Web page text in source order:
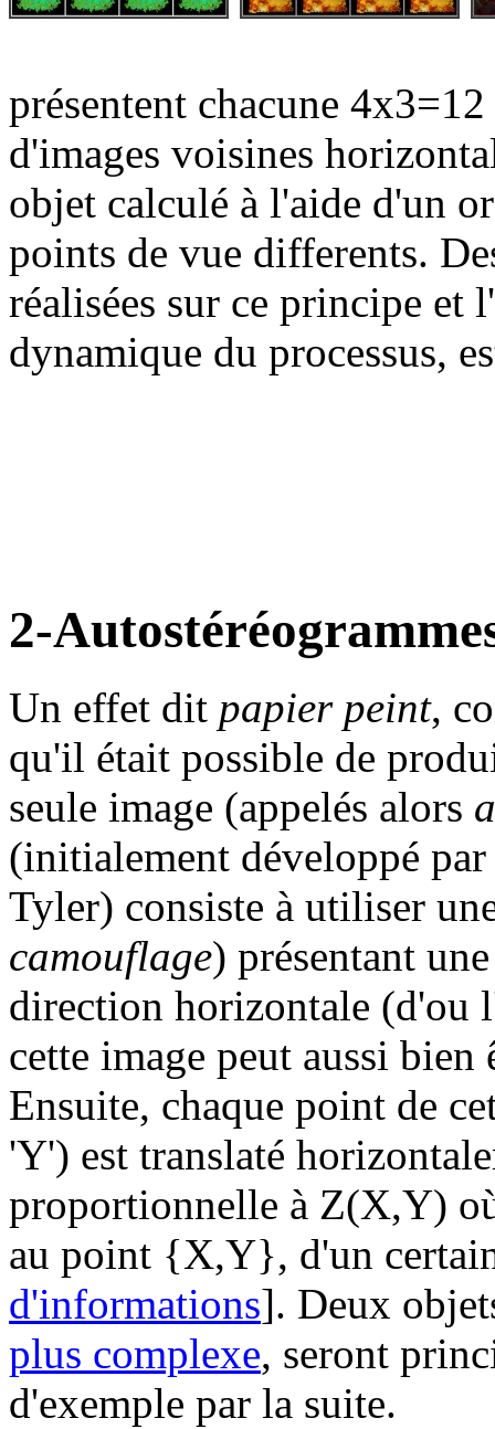
présentent chacune
d'images voisines
objet calculé à l'aide d'un
points de vue differents.
réalisées sur ce principe et
dynamique du processus,
2-
Un effet dit papier peint,
qu'il était possible de
seule image (appelés alors
(initialement développé
Tyler) consiste à utiliser
camouflage) présentant
direction horizontale (d'ou
cette image peut aussi
Ensuite, chaque point de
'Y') est translaté
proportionnelle à Z(X,Y)
au point {X,Y}, d'un
d'informations]. Deux
plus complexe, seront
d'exemple par la suite.